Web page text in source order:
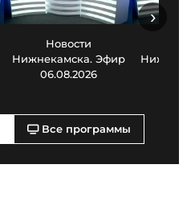
Новости
Нижнекамска. Эфир
06.08.2026
›
Все программы